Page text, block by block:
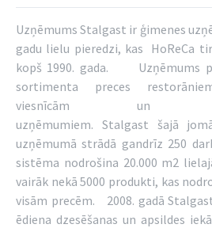
Uzņēmums Stalgast ir ģimenes
gadu lielu pieredzi, kas HoReCa
kopš 1990. gada. Uzņēmums
sortimenta preces
viesnīcām un
uzņēmumiem. Stalgast šajā
uzņēmumā strādā gandrīz 250
sistēma nodrošina 20.000 m2
vairāk nekā 5000 produkti, kas
visām precēm. 2008. gadā
ēdiena dzesēšanas un apsildes